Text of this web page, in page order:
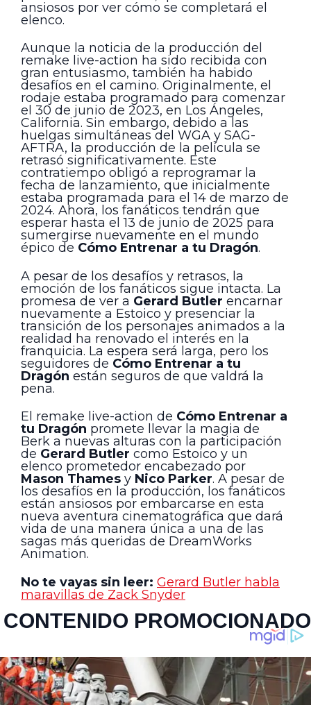
ansiosos por ver cómo se completará el
elenco.
Aunque la noticia de la producción del
remake live-action ha sido recibida con
gran entusiasmo, también ha habido
desafíos en el camino. Originalmente, el
rodaje estaba programado para comenzar
el 30 de junio de 2023, en Los Ángeles,
California. Sin embargo, debido a las
huelgas simultáneas del WGA y SAG-
AFTRA, la producción de la película se
retrasó significativamente. Este
contratiempo obligó a reprogramar la
fecha de lanzamiento, que inicialmente
estaba programada para el 14 de marzo de
2024. Ahora, los fanáticos tendrán que
esperar hasta el 13 de junio de 2025 para
sumergirse nuevamente en el mundo
épico de Cómo Entrenar a tu Dragón.
A pesar de los desafíos y retrasos, la
emoción de los fanáticos sigue intacta. La
promesa de ver a Gerard Butler encarnar
nuevamente a Estoico y presenciar la
transición de los personajes animados a la
realidad ha renovado el interés en la
franquicia. La espera será larga, pero los
seguidores de Cómo Entrenar a tu
Dragón están seguros de que valdrá la
pena.
El remake live-action de Cómo Entrenar a
tu Dragón promete llevar la magia de
Berk a nuevas alturas con la participación
de Gerard Butler como Estoico y un
elenco prometedor encabezado por
Mason Thames y Nico Parker. A pesar de
los desafíos en la producción, los fanáticos
están ansiosos por embarcarse en esta
nueva aventura cinematográfica que dará
vida de una manera única a una de las
sagas más queridas de DreamWorks
Animation.
No te vayas sin leer: Gerard Butler habla
maravillas de Zack Snyder